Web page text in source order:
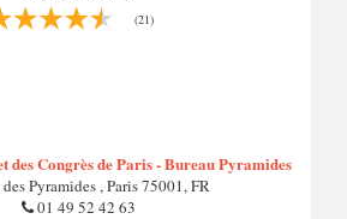
(21)
des Congrès de Paris - Bureau Pyramides
Pyramides , Paris 75001, FR
01 49 52 42 63